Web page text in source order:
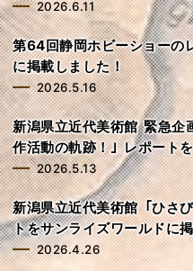
2026.6.11
第64回静岡ホビーショーの
に掲載しました！
2026.5.16
新潟県立近代美術館 緊急企
作活動の軌跡！」レポート
2026.5.13
新潟県立近代美術館「ひさ
トをサンライズワールドに
2026.4.26